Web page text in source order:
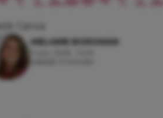
MELANIE BORGMAN